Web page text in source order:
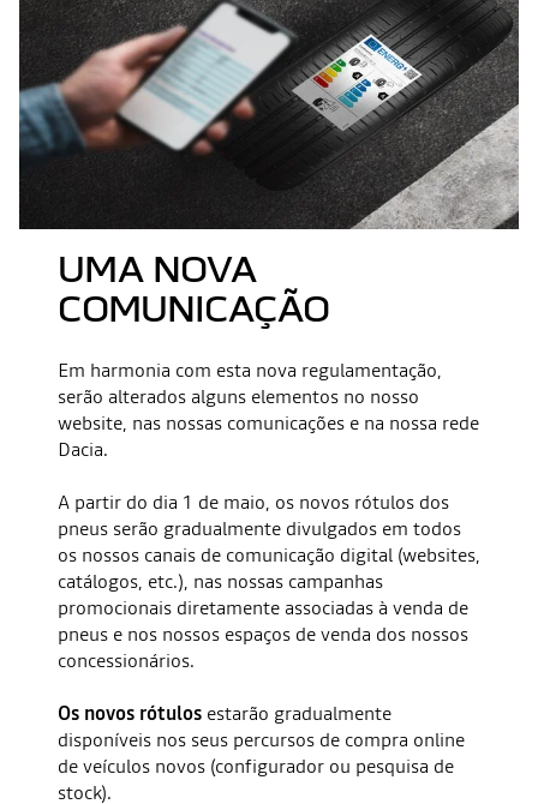
UMA NOVA
COMUNICAÇÃO
Em harmonia com esta nova regulamentação,
serão alterados alguns elementos no nosso
website, nas nossas comunicações e na nossa rede
Dacia.
A partir do dia 1 de maio, os novos rótulos dos
pneus serão gradualmente divulgados em todos
os nossos canais de comunicação digital (websites,
catálogos, etc.), nas nossas campanhas
promocionais diretamente associadas à venda de
pneus e nos nossos espaços de venda dos nossos
concessionários.
Os novos rótulos estarão gradualmente
disponíveis nos seus percursos de compra online
de veículos novos (configurador ou pesquisa de
stock).